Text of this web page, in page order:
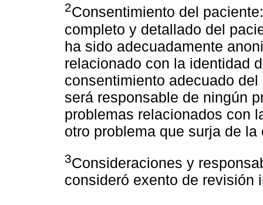
2Consentimiento del
completo y detallado del
ha sido adecuadamente
relacionado con la identidad
consentimiento adecuado
será responsable de ningún
problemas relacionados con
otro problema que surja de
3Consideraciones y
consideró exento de revisión